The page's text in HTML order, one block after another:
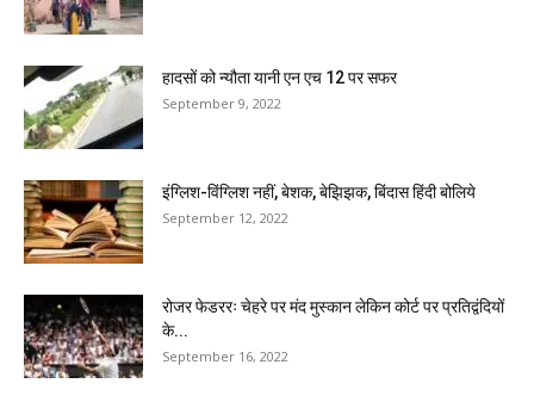
हादसों को न्यौता यानी एन एच 12 पर सफर
September 9, 2022
इंग्लिश-विंग्लिश नहीं, बेशक, बेझिझक, बिंदास हिंदी बोलिये
September 12, 2022
रोजर फेडररः चेहरे पर मंद मुस्कान लेकिन कोर्ट पर प्रतिद्वंदियों
के...
September 16, 2022